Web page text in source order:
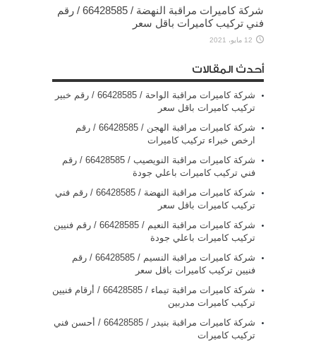
شركة كاميرات مراقبة النهضة / 66428585 / رقم
فني تركيب كاميرات باقل سعر
12 مايو، 2021
أحدث المقالات
شركة كاميرات مراقبة الواحة / 66428585 / رقم خبير
تركيب كاميرات باقل سعر
شركة كاميرات مراقبة الهجن / 66428585 / رقم
ارخص خبراء تركيب كاميرات
شركة كاميرات مراقبة النويصيب / 66428585 / رقم
فني تركيب كاميرات باعلي جودة
شركة كاميرات مراقبة النهضة / 66428585 / رقم فني
تركيب كاميرات باقل سعر
شركة كاميرات مراقبة النعيم / 66428585 / رقم فنيين
تركيب كاميرات باعلي جودة
شركة كاميرات مراقبة النسيم / 66428585 / رقم
فنيين تركيب كاميرات باقل سعر
شركة كاميرات مراقبة تيماء / 66428585 / أرقام فنيين
تركيب كاميرات مدربين
شركة كاميرات مراقبة بنيدر / 66428585 / أحسن فني
تركيب كاميرات